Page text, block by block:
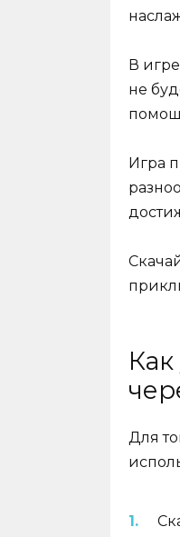
В
не
Игра
Для